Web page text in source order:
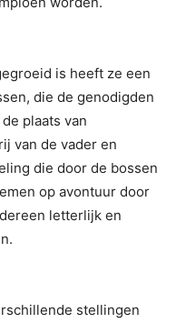
is heeft ze een
die de genodigden
plaats van
van de vader en
die door de bossen
op avontuur door
letterlijk en
stellingen